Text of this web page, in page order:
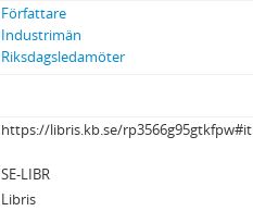
Författare
Industrimän
Riksdagsledamöter
https://libris.kb.se/rp3566g95gtkfpw#it
SE-LIBR
Libris